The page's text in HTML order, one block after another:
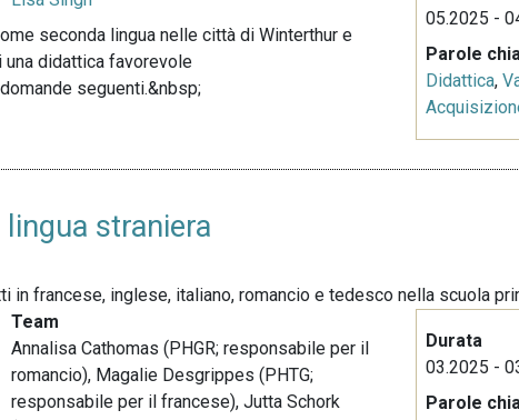
seconda lingua nelle città di Winterthur e
didattica favorevole
seguenti.&nbsp;
05.2025 -
Parole
Didattica,
lingua straniera
francese, inglese, italiano, romancio e tedesco nella scuola
Team
Annalisa Cathomas (PHGR; responsabile per il
romancio), Magalie Desgrippes (PHTG;
responsabile per il francese), Jutta Schork
Durata
03.2025 -
Parole